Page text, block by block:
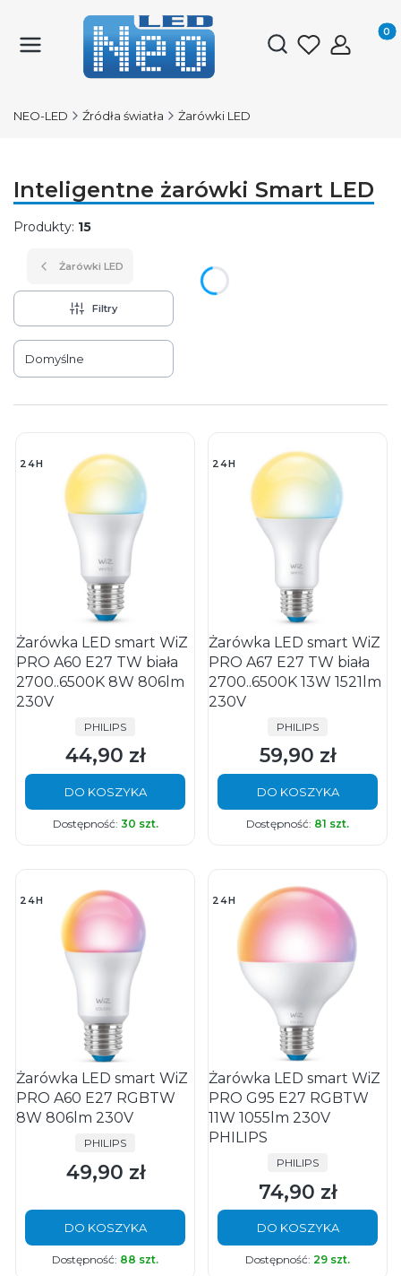
Otwórz
NEO-LED Źródła światła Żarówki LED
Inteligentne żarówki Smart LED
Produkty: 15
Żarówki LED
Filtry
Lista produktów
Domyślne
24H
Żarówka LED smart WiZ
PRO A60 E27 TW biała
2700..6500K 8W 806lm
230V
PRODUCENT
PHILIPS
Cena
44,90 zł
DO KOSZYKA
Dostępność: 30 szt.
24H
Żarówka LED smart WiZ
PRO A67 E27 TW biała
2700..6500K 13W 1521lm
230V
PRODUCENT
PHILIPS
Cena
59,90 zł
DO KOSZYKA
Dostępność: 81 szt.
24H
Żarówka LED smart WiZ
PRO A60 E27 RGBTW
8W 806lm 230V
PRODUCENT
PHILIPS
Cena
49,90 zł
DO KOSZYKA
Dostępność: 88 szt.
24H
Żarówka LED smart WiZ
PRO G95 E27 RGBTW
11W 1055lm 230V
PHILIPS
PRODUCENT
PHILIPS
Cena
74,90 zł
DO KOSZYKA
Dostępność: 29 szt.